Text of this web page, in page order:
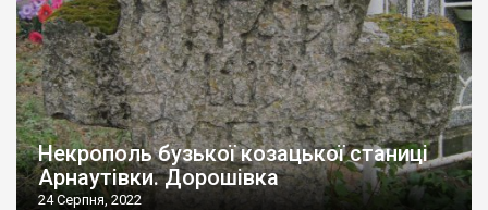
Некрополь бузької козацької станиці
Арнаутівки. Дорошівка
24 Серпня, 2022